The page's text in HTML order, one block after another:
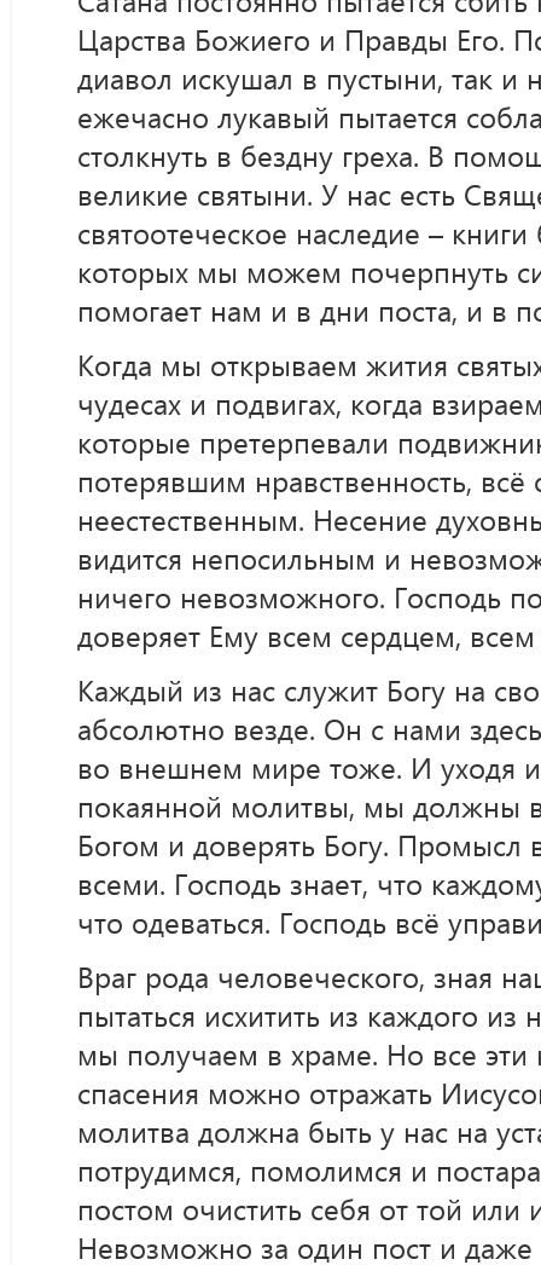
Царства Божиего и Правды Его.
диавол искушал в пустыни, так и
ежечасно лукавый пытается
столкнуть в бездну греха. В
великие святыни. У нас есть
святоотеческое наследие –
которых мы можем почерпнуть
помогает нам и в дни поста, и в
Когда мы открываем жития
чудесах и подвигах, когда
которые претерпевали
потерявшим нравственность, всё
неестественным. Несение
видится непосильным и
ничего невозможного. Господь
доверяет Ему всем сердцем,
Каждый из нас служит Богу на
абсолютно везде. Он с нами
во внешнем мире тоже. И уходя
покаянной молитвы, мы должны
Богом и доверять Богу. Промысл
всеми. Господь знает, что
что одеваться. Господь всё
Враг рода человеческого, зная
пытаться исхитить из каждого из
мы получаем в храме. Но все эти
спасения можно отражать
молитва должна быть у нас на
потрудимся, помолимся и
постом очистить себя от той или
Невозможно за один пост и даже